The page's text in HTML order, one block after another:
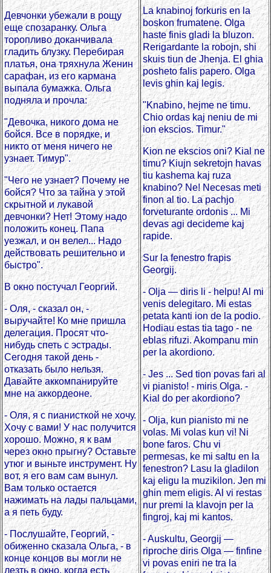
Девчонки убежали в рощу
еще спозаранку. Ольга
торопливо доканчивала
гладить блузку. Перебирая
платья, она тряхнула Женин
сарафан, из его кармана
выпала бумажка. Ольга
подняла и прочла:
"Девочка, никого дома не
бойся. Все в порядке, и
никто от меня ничего не
узнает. Тимур".
"Чего не узнает? Почему не
бойся? Что за тайна у этой
скрытной и лукавой
девчонки? Нет! Этому надо
положить конец. Папа
уезжал, и он велел... Надо
действовать решительно и
быстро".
В окно постучал Георгий.
- Оля, - сказал он, -
выручайте! Ко мне пришла
делегация. Просят что-
нибудь спеть с эстрады.
Сегодня такой день -
отказать было нельзя.
Давайте аккомпанируйте
мне на аккордеоне.
- Оля, я с пианисткой не хочу.
Хочу с вами! У нас получится
хорошо. Можно, я к вам
через окно прыгну? Оставьте
утюг и выньте инструмент. Ну
вот, я его вам сам вынул.
Вам только остается
нажимать на лады пальцами,
а я петь буду.
- Послушайте, Георгий, -
обиженно сказала Ольга, - в
конце концов вы могли не
лезть в окно, когда есть
La knabinoj forkuris en la
boskon frumatene. Olga
haste finis gladi la bluzon.
Rerigardante la robojn, shi
skuis tiun de Jhenja. El ghia
posheto falis papero. Olga
levis ghin kaj legis.
"Knabino, hejme ne timu.
Chio ordas kaj neniu de mi
ion ekscios. Timur."
Kion ne ekscios oni? Kial ne
timu? Kiujn sekretojn havas
tiu kashema kaj ruza
knabino? Ne! Necesas meti
finon al tio. La pachjo
forveturante ordonis ... Mi
devas agi decideme kaj
rapide.
Sur la fenestro frapis
Georgij.
- Olja — diris li - helpu! Al mi
venis delegitaro. Mi estas
petata kanti ion de la podio.
Hodiau estas tia tago - ne
eblas rifuzi. Akompanu min
per la akordiono.
- Jes ... Sed tion povas fari al
vi pianisto! - miris Olga. -
Kial do per akordiono?
- Olja, kun pianisto mi ne
volas. Mi volas kun vi! Ni
bone faros. Chu vi
permesas, ke mi saltu en la
fenestron? Lasu la gladilon
kaj eligu la muzikilon. Jen mi
ghin mem eligis. Al vi restas
nur premi la klavojn per la
fingroj, kaj mi kantos.
- Auskultu, Georgij —
riproche diris Olga — finfine
vi povas eniri ne tra la